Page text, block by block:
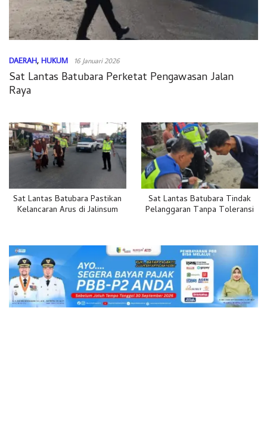
DAERAH, HUKUM 16 Januari 2026
Sat Lantas Batubara Perketat Pengawasan Jalan
Raya
Sat Lantas Batubara Pastikan
Kelancaran Arus di Jalinsum
Sat Lantas Batubara Tindak
Pelanggaran Tanpa Toleransi